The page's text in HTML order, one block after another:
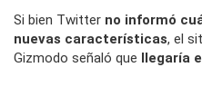
Si bien Twitter no informó
nuevas características, el
Gizmodo señaló que llegaría